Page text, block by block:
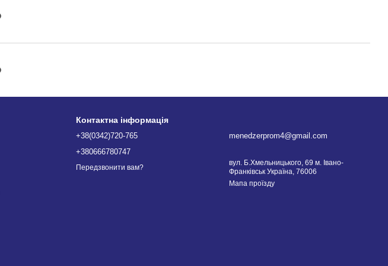
Контактна інформація
+38(0342)720-765
+380666780747
Передзвонити вам?
menedzerprom4@gmail.com
вул. Б.Хмельницького, 69 м. Івано-
Франківськ Україна, 76006
Мапа проїзду